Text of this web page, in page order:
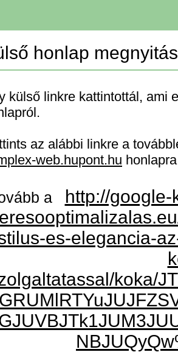
honlap
külső linkre kattintottál, ami
az alábbi linkre a
web.hupont.hu
a http://
es-elegancia-
koka/